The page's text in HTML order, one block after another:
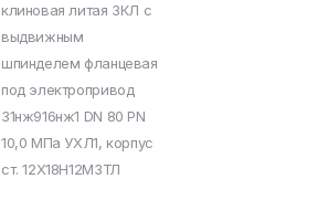
клиновая литая ЗКЛ с
выдвижным
шпинделем фланцевая
под электропривод
31нж916нж1 DN 80 PN
10,0 МПа УХЛ1, корпус
ст. 12Х18Н12М3ТЛ